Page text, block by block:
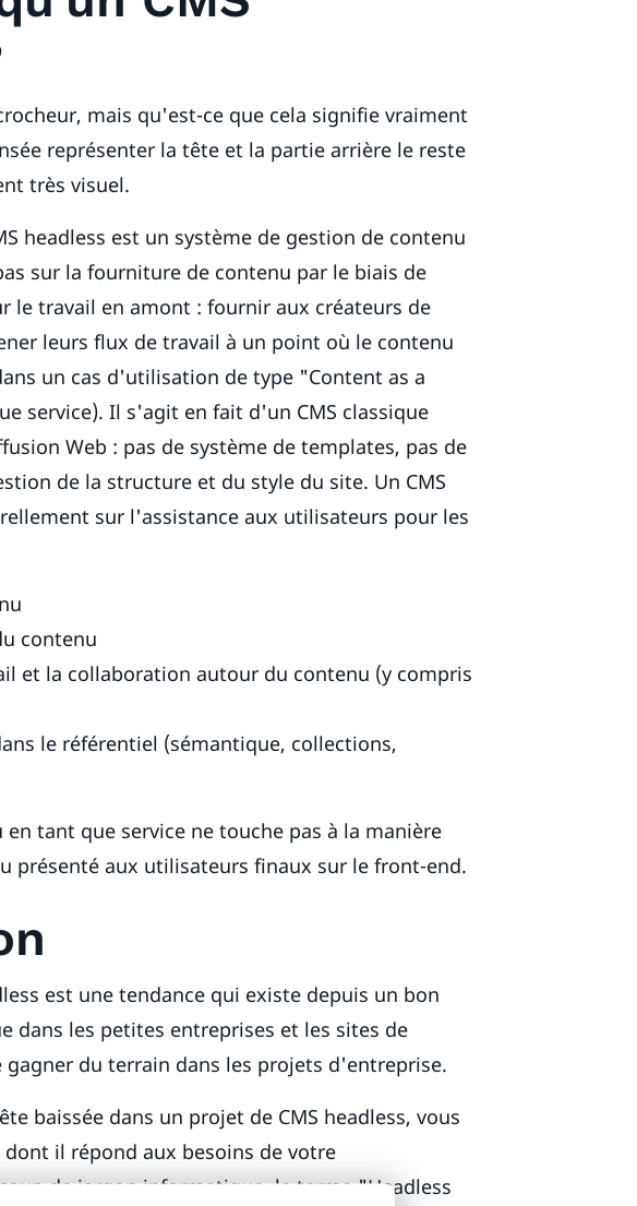
mais qu'est-ce que cela signifie vraiment
représenter la tête et la partie arrière le reste
très visuel.
headless est un système de gestion de contenu
sur la fourniture de contenu par le biais de
le travail en amont : fournir aux créateurs de
leurs flux de travail à un point où le contenu
un cas d'utilisation de type "Content as a
service). Il s'agit en fait d'un CMS classique
Web : pas de système de templates, pas de
de la structure et du style du site. Un CMS
sur l'assistance aux utilisateurs pour les
contenu
et la collaboration autour du contenu (y compris
le référentiel (sémantique, collections,
tant que service ne touche pas à la manière
présenté aux utilisateurs finaux sur le front-end.
est une tendance qui existe depuis un bon
dans les petites entreprises et les sites de
du terrain dans les projets d'entreprise.
baissée dans un projet de CMS headless, vous
il répond aux besoins de votre
de jargon informatique, le terme "Headless